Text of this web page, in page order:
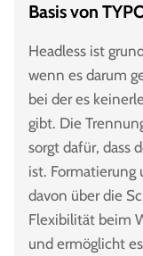
Basis von
Headless ist
wenn es darum
bei der es
gibt. Die
sorgt dafür, dass
ist.
davon über die
Flexibilität beim
und ermöglicht